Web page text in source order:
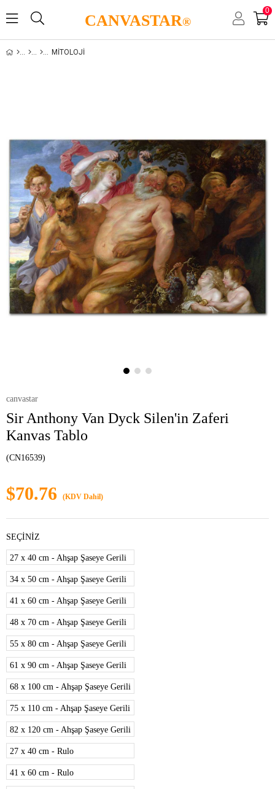
CANVASTAR®
0
MITOLOJI
canvastar
Sir Anthony Van Dyck Silen'in Zaferi
Kanvas Tablo
(CN16539)
$70.76 (KDV Dahil)
SEÇİNİZ
27 x 40 cm - Ahşap Şaseye Gerili
34 x 50 cm - Ahşap Şaseye Gerili
41 x 60 cm - Ahşap Şaseye Gerili
48 x 70 cm - Ahşap Şaseye Gerili
55 x 80 cm - Ahşap Şaseye Gerili
61 x 90 cm - Ahşap Şaseye Gerili
68 x 100 cm - Ahşap Şaseye Gerili
75 x 110 cm - Ahşap Şaseye Gerili
82 x 120 cm - Ahşap Şaseye Gerili
27 x 40 cm - Rulo
41 x 60 cm - Rulo